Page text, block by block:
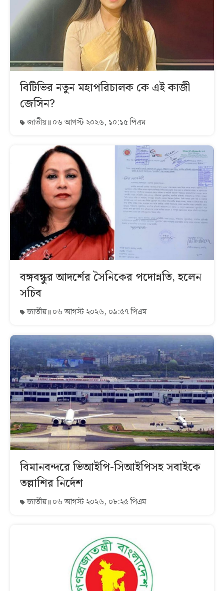
বিটিভির নতুন মহাপরিচালক কে এই কাজী
জেসিন?
জাতীয় ০৬ আগস্ট ২০২৬, ১০:১৫ পিএম
বঙ্গবন্ধুর আদর্শের সৈনিকের পদোন্নতি, হলেন
সচিব
জাতীয় ০৬ আগস্ট ২০২৬, ০৯:৫৭ পিএম
বিমানবন্দরে ভিআইপি-সিআইপিসহ সবাইকে
তল্লাশির নির্দেশ
জাতীয় ০৬ আগস্ট ২০২৬, ০৮:২৫ পিএম